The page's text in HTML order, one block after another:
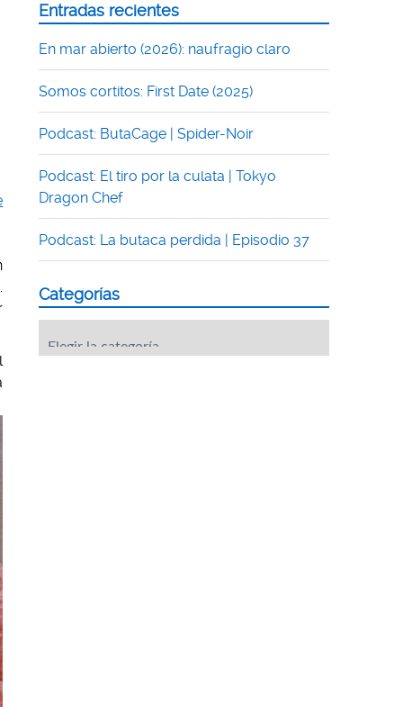
Entradas recientes
En mar abierto (2026): naufragio claro
Somos cortitos: First Date (2025)
Podcast: ButaCage | Spider-Noir
Podcast: El tiro por la culata | Tokyo
Dragon Chef
Podcast: La butaca perdida | Episodio 37
Categorías